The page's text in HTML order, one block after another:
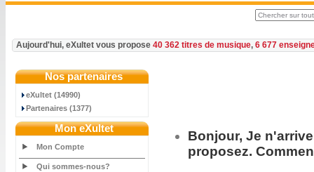
Aujourd'hui, eXultet vous propose 40 362 titres de musique, 6 677
Nos partenaires
eXultet (14990)
Partenaires (1377)
Mon eXultet
Mon Compte
Qui sommes-nous?
Bonjour, Je
proposez.